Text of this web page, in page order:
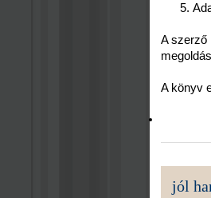
A szerző
A könyv
jól